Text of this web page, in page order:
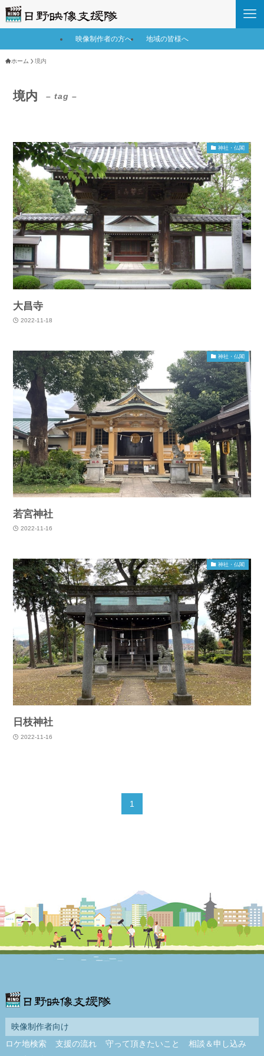
映像制作者の方へ 地域の皆様へ
ホーム 境内
境内 – tag –
神社・仏閣
大昌寺
2022-11-18
神社・仏閣
若宮神社
2022-11-16
神社・仏閣
日枝神社
2022-11-16
1
映像制作者向け
ロケ地検索
支援の流れ 守って頂きたいこと
相談＆申し込み